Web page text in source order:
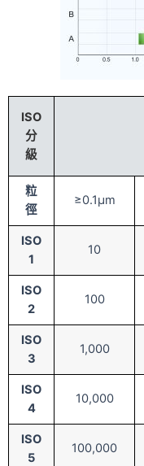
ISO
分
級
粒
徑
≥0.1μm
ISO
1
10
ISO
2
100
ISO
3
1,000
ISO
4
10,000
ISO
5
100,000